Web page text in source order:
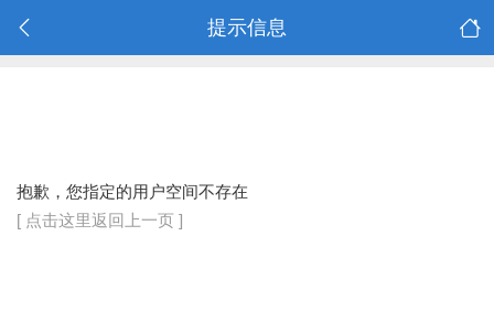
提示信息
抱歉，您指定的用户空间不存在
[ 点击这里返回上一页 ]